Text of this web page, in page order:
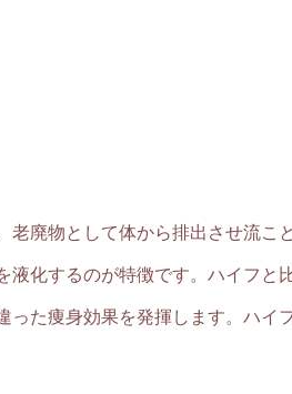
老廃物として体から排出させ流こ
液化するのが特徴です。ハイフと
った痩身効果を発揮します。ハイ